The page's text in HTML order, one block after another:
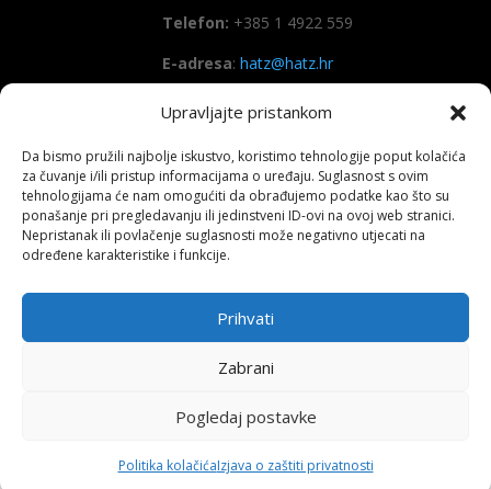
Upravljajte pristankom
Da bismo pružili najbolje iskustvo, koristimo tehnologije poput kolačića
za čuvanje i/ili pristup informacijama o uređaju. Suglasnost s ovim
tehnologijama će nam omogućiti da obrađujemo podatke kao što su
ponašanje pri pregledavanju ili jedinstveni ID-ovi na ovoj web stranici.
Nepristanak ili povlačenje suglasnosti može negativno utjecati na
određene karakteristike i funkcije.
Prihvati
Zabrani
Pogledaj postavke
Politika kolačićaIzjava o zaštiti privatnosti
Telefon: +385 1 4922 559
E-adresa: hatz@hatz.hr
OIB: 89465386965
IBAN HR7923600001101573628
(Zagrebačka banka d.d)
SWIFT: ZABAHR2X
Copyright All right reserved HATZ – 2026